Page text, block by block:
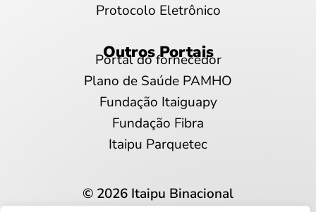
Protocolo Eletrônico
Outros Portais
Portal do fornecedor
Plano de Saúde PAMHO
Fundação Itaiguapy
Fundação Fibra
Itaipu Parquetec
© 2026 Itaipu Binacional